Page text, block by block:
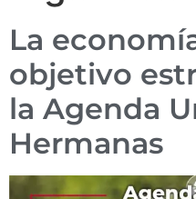
La
objetivo
la Agenda
Hermanas